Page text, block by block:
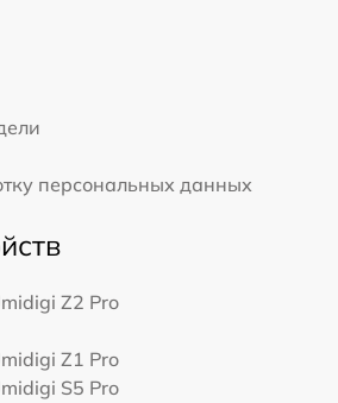
персональных данных
Z2 Pro
Z1 Pro
S5 Pro